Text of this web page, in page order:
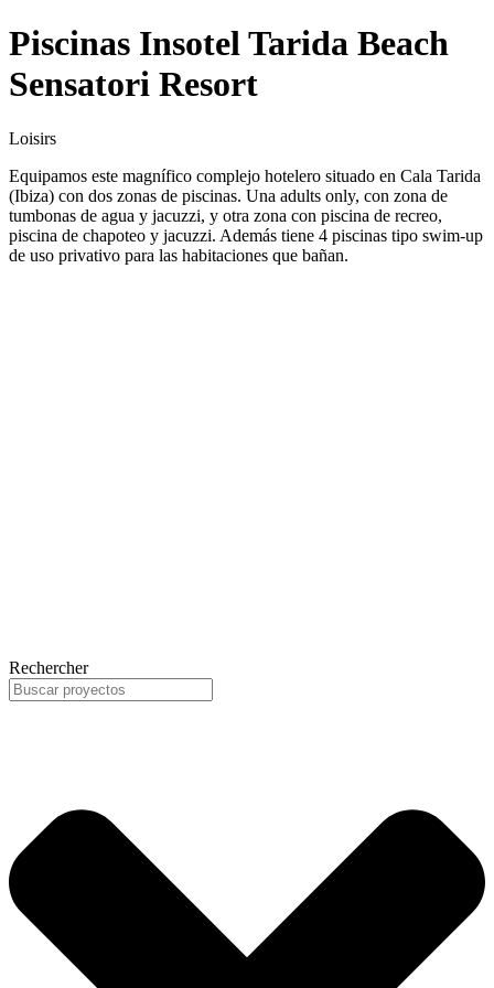
Piscinas Insotel Tarida Beach
Sensatori Resort
Loisirs
Equipamos este magnífico complejo hotelero situado en Cala Tarida
(Ibiza) con dos zonas de piscinas. Una adults only, con zona de
tumbonas de agua y jacuzzi, y otra zona con piscina de recreo,
piscina de chapoteo y jacuzzi. Además tiene 4 piscinas tipo swim-up
de uso privativo para las habitaciones que bañan.
Rechercher